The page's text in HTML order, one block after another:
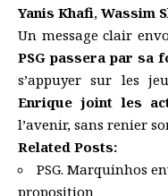
Yanis Khafi, Wassim
Un message clair
PSG passera par sa
s’appuyer sur les
Enrique joint les
l’avenir, sans renier
Related Posts:
PSG. Marquinhos
proposition